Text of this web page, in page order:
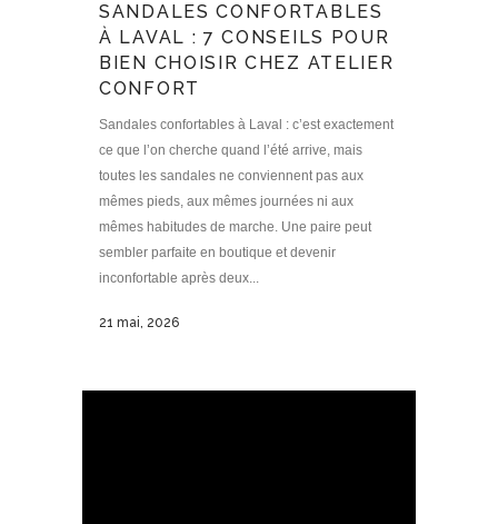
SANDALES CONFORTABLES
À LAVAL : 7 CONSEILS POUR
BIEN CHOISIR CHEZ ATELIER
CONFORT
Sandales confortables à Laval : c’est exactement
ce que l’on cherche quand l’été arrive, mais
toutes les sandales ne conviennent pas aux
mêmes pieds, aux mêmes journées ni aux
mêmes habitudes de marche. Une paire peut
sembler parfaite en boutique et devenir
inconfortable après deux...
21 mai, 2026